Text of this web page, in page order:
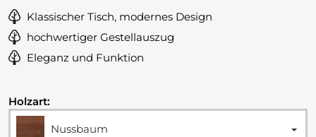
Klassischer Tisch, modernes Design
hochwertiger Gestellauszug
Eleganz und Funktion
Holzart:
Nussbaum